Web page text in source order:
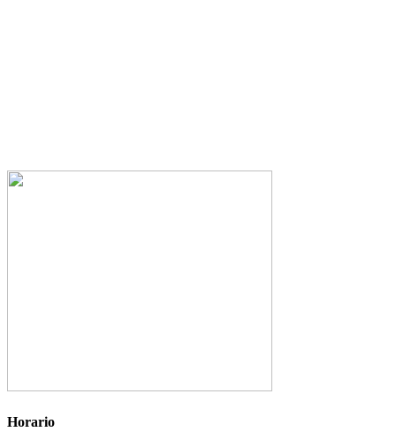
Horario